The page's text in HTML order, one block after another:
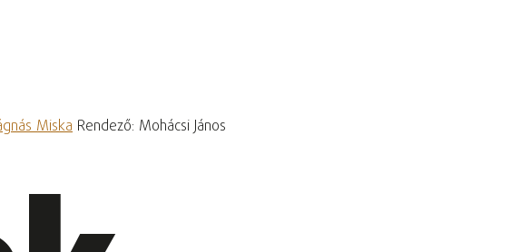
Miska Rendező: Mohácsi János